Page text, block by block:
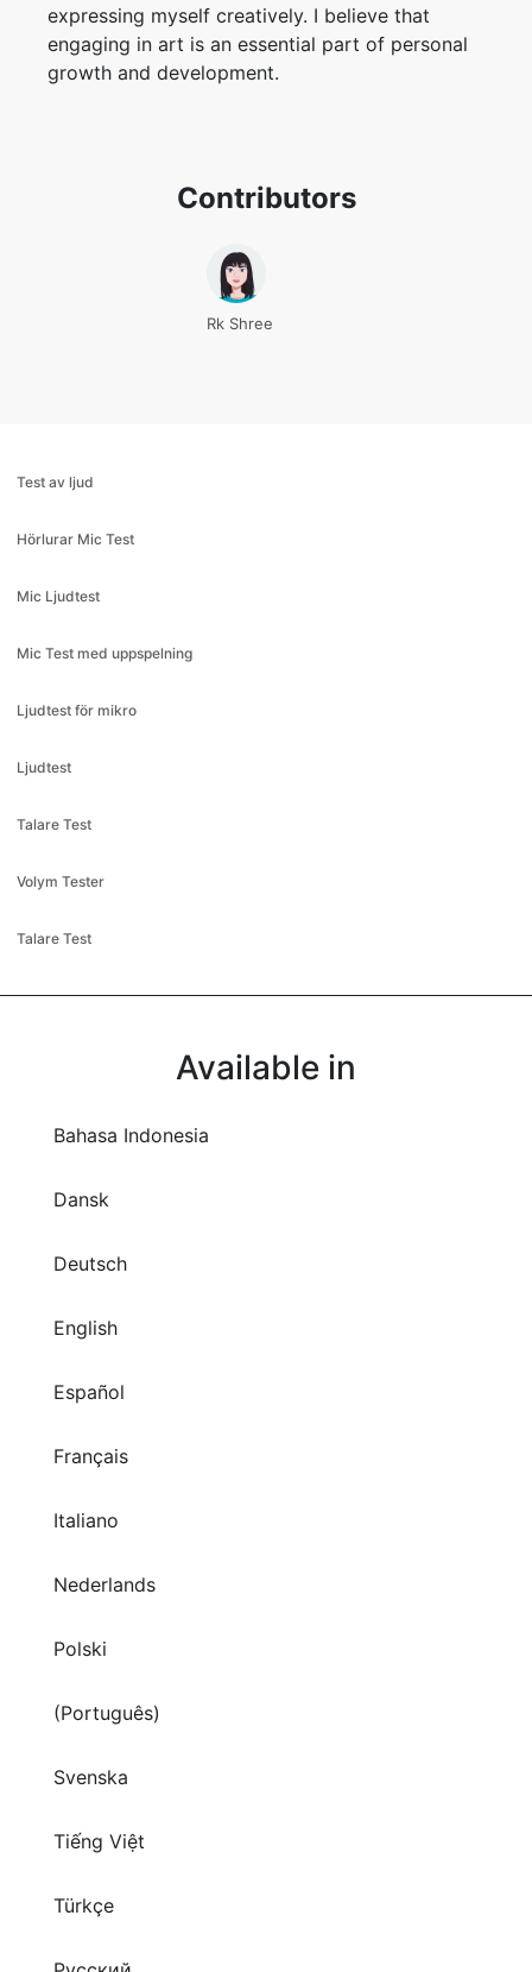
expressing myself creatively. I believe that
engaging in art is an essential part of personal
growth and development.
Contributors
Rk Shree
Test av ljud
Hörlurar Mic Test
Mic Ljudtest
Mic Test med uppspelning
Ljudtest för mikro
Ljudtest
Talare Test
Volym Tester
Talare Test
Available in
Bahasa Indonesia
Dansk
Deutsch
English
Español
Français
Italiano
Nederlands
Polski
(Português)
Svenska
Tiếng Việt
Türkçe